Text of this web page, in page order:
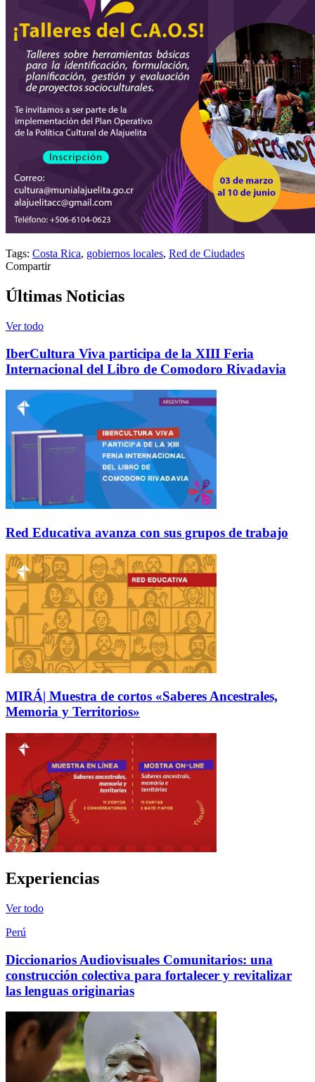
Tags: Costa Rica, gobiernos locales, Red de Ciudades
Compartir
Últimas Noticias
Ver todo
IberCultura Viva participa de la XIII Feria
Internacional del Libro de Comodoro Rivadavia
Red Educativa avanza con sus grupos de trabajo
MIRÁ| Muestra de cortos «Saberes Ancestrales,
Memoria y Territorios»
Experiencias
Ver todo
Perú
Diccionarios Audiovisuales Comunitarios: una
construcción colectiva para fortalecer y revitalizar
las lenguas originarias